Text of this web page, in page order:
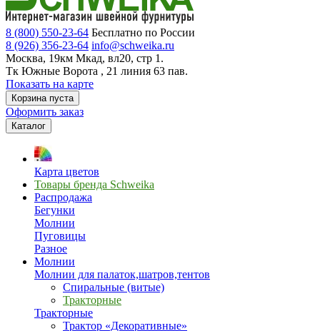
8 (800) 550-23-64 Бесплатно по России
8 (926) 356-23-64 info@schweika.ru
Москва, 19км Мкад, вл20, стр 1.
Тк Южные Ворота , 21 линия 63 пав.
Показать на карте
Корзина пуста
Оформить заказ
Каталог
Карта цветов
Товары бренда Schweika
Распродажа
Бегунки
Молнии
Пуговицы
Разное
Молнии
Молнии для палаток,шатров,тентов
Спиральные (витые)
Тракторные
Тракторные
Трактор «Декоративные»